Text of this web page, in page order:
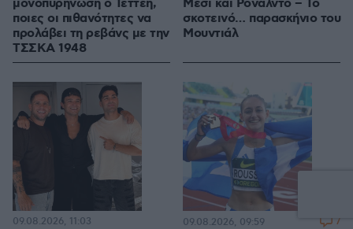
μονοπυρήνωση ο Τεττέη,
ποιες οι πιθανότητες να
προλάβει τη ρεβάνς με την
ΤΣΣΚΑ 1948
Μέσι και Ρονάλντο – Το
σκοτεινό… παρασκήνιο του
Μουντιάλ
09.08.2026, 11:03 09.08.2026, 09:59 7